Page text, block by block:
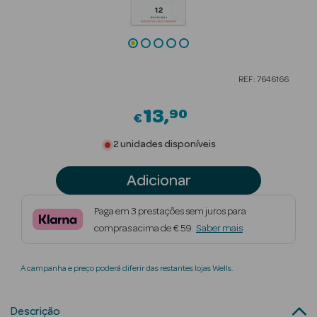
Beauty Season
Beauty Season
Nutricosmética
Perfumes
Beauty Season
REF: 7646166
€13 90
2 unidades disponíveis
Adicionar
Paga em 3 prestações sem juros para
compras acima de € 59. Saber mais
A campanha e preço poderá diferir das restantes lojas Wells.
Descrição